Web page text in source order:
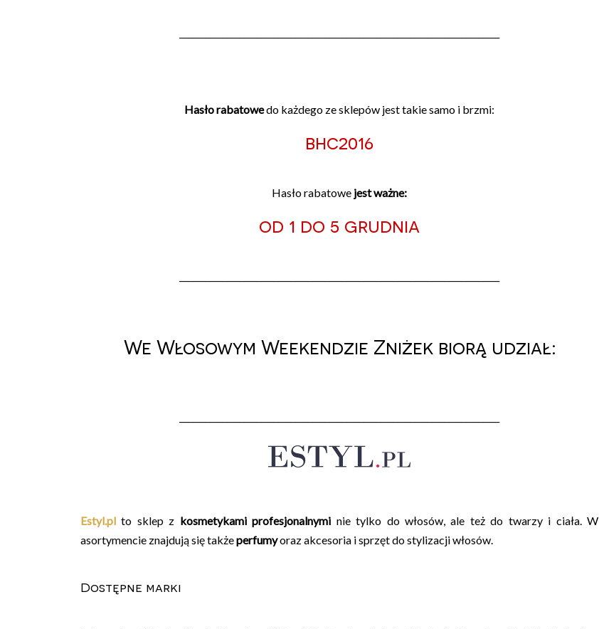
Hasło rabatowedo każdego ze sklepów jest takie samo i brzmi:
bhc2016
Hasło rabatowe jest ważne:
od 1 do 5 grudnia
We Włosowym Weekendzie Zniżek biorą udział:
Estyl.pl to sklep z kosmetykami profesjonalnymi nie tylko do włosów, ale też do twarzy i ciała. W
asortymencie znajdują się takżeperfumyoraz akcesoria i sprzęt do stylizacji włosów.
Dostępne marki